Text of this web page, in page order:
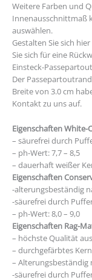
Weitere Farben und
Innenausschnittmaß
auswählen.
Gestalten Sie sich
Sie sich für eine
Einsteck-
Der Passepartoutrand
Breite von 3.0 cm
Kontakt zu uns auf.
Eigenschaften White-
– säurefrei durch
– ph-Wert: 7,7 – 8,5
– dauerhaft weißer
Eigenschaften
-alterungsbeständig
-säurefrei durch
– ph-Wert: 8,0 – 9,0
Eigenschaften Rag-
– höchste Qualität
– durchgefärbtes
– Alterungsbeständig
-säurefrei durch